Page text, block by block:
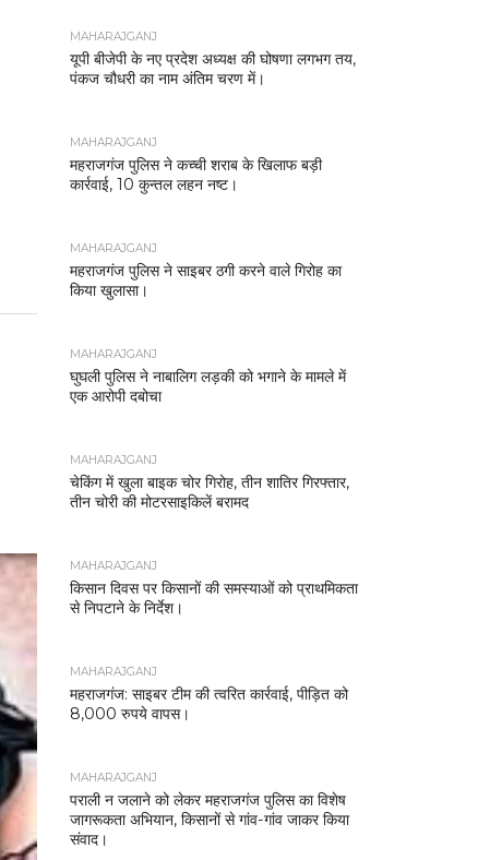
MAHARAJGANJ
यूपी बीजेपी के नए प्रदेश अध्यक्ष की घोषणा लगभग तय,
पंकज चौधरी का नाम अंतिम चरण में।
MAHARAJGANJ
महराजगंज पुलिस ने कच्ची शराब के खिलाफ बड़ी
कार्रवाई, 10 कुन्तल लहन नष्ट।
MAHARAJGANJ
महराजगंज पुलिस ने साइबर ठगी करने वाले गिरोह का
किया खुलासा।
MAHARAJGANJ
घुघली पुलिस ने नाबालिग लड़की को भगाने के मामले में
एक आरोपी दबोचा
MAHARAJGANJ
चेकिंग में खुला बाइक चोर गिरोह, तीन शातिर गिरफ्तार,
तीन चोरी की मोटरसाइकिलें बरामद
MAHARAJGANJ
किसान दिवस पर किसानों की समस्याओं को प्राथमिकता
से निपटाने के निर्देश।
MAHARAJGANJ
महराजगंज: साइबर टीम की त्वरित कार्रवाई, पीड़ित को
8,000 रुपये वापस।
MAHARAJGANJ
पराली न जलाने को लेकर महराजगंज पुलिस का विशेष
जागरूकता अभियान, किसानों से गांव-गांव जाकर किया
संवाद।